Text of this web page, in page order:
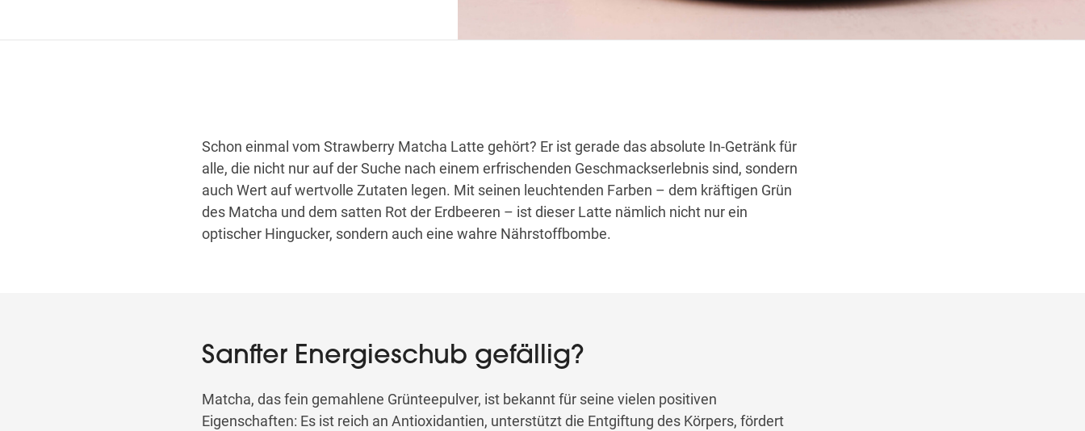
Schon einmal vom Strawberry Matcha Latte gehört? Er ist gerade das absolute In-Getränk für
alle, die nicht nur auf der Suche nach einem erfrischenden Geschmackserlebnis sind, sondern
auch Wert auf wertvolle Zutaten legen. Mit seinen leuchtenden Farben – dem kräftigen Grün
des Matcha und dem satten Rot der Erdbeeren – ist dieser Latte nämlich nicht nur ein
optischer Hingucker, sondern auch eine wahre Nährstoffbombe.
Sanfter Energieschub gefällig?
Matcha, das fein gemahlene Grünteepulver, ist bekannt für seine vielen positiven
Eigenschaften: Es ist reich an Antioxidantien, unterstützt die Entgiftung des Körpers, fördert